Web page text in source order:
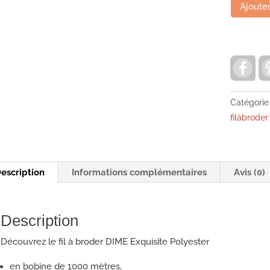
quantité
de
broder
polyester
40-
DIME
ES109
c
e
b
o
o
Catégorie
filàbroder
Informations complémentaires Avis (0)
Description
Découvrez le fil à broder DIME Exquisite Polyester
en bobine de 1000 mètres,